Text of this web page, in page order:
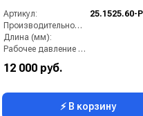
Артикул:
Производительность (л/мин):
Длина (мм):
Рабочее давление (бар):
12 000 руб.
⚡ В корзину